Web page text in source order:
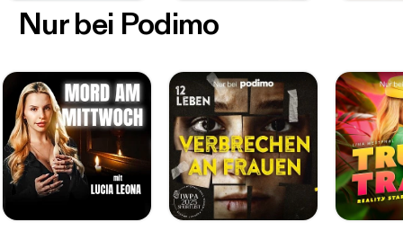
Nur bei Podimo